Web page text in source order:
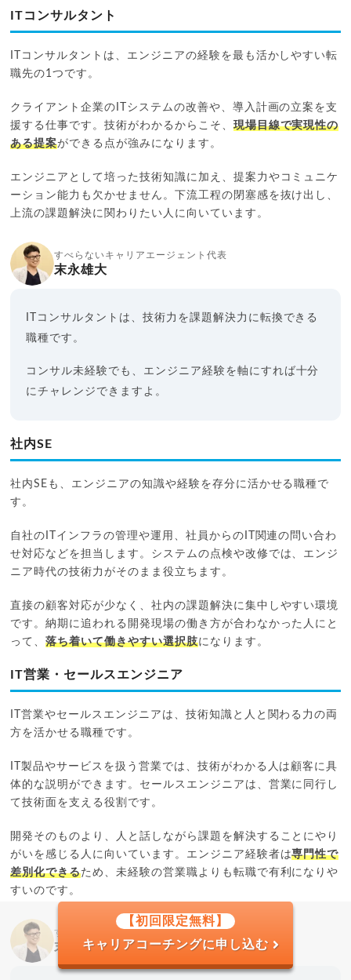
ITコンサルタント
ITコンサルタントは、エンジニアの経験を最も活かしやすい転
職先の1つです。
クライアント企業のITシステムの改善や、導入計画の立案を支
援する仕事です。技術がわかるからこそ、 現場目線で実現性の
ある提案ができる点が強みになります。
エンジニアとして培った技術知識に加え、提案力やコミュニケ
ーション能力も欠かせません。下流工程の閉塞感を抜け出し、
上流の課題解決に関わりたい人に向いています。
すべらないキャリアエージェント代表
末永雄大
ITコンサルタントは、技術力を課題解決力に転換できる
職種です。
コンサル未経験でも、エンジニア経験を軸にすれば十分
にチャレンジできますよ。
社内SE
社内SEも、エンジニアの知識や経験を存分に活かせる職種で
す。
自社のITインフラの管理や運用、社員からのIT関連の問い合わ
せ対応などを担当します。システムの点検や改修では、エンジ
ニア時代の技術力がそのまま役立ちます。
直接の顧客対応が少なく、社内の課題解決に集中しやすい環境
です。納期に追われる開発現場の働き方が合わなかった人にと
って、落ち着いて働きやすい選択肢になります。
IT営業・セールスエンジニア
IT営業やセールスエンジニアは、技術知識と人と関わる力の両
方を活かせる職種です。
IT製品やサービスを扱う営業では、技術がわかる人は顧客に具
体的な説明ができます。セールスエンジニアは、営業に同行し
て技術面を支える役割です。
開発そのものより、人と話しながら課題を解決することにやり
がいを感じる人に向いています。エンジニア経験者は専門性で
差別化できるため、未経験の営業職よりも転職で有利になりや
すいのです。
すべらないキャリアエージェント代表
末永雄大
【初回限定無料】
キャリアコーチングに申し込む